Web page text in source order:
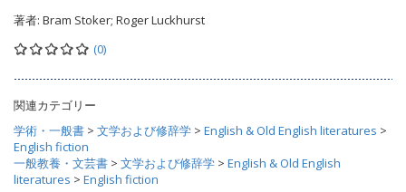
著者: Bram Stoker; Roger Luckhurst
(0)
関連カテゴリー
学術・一般書 > 文学および修辞学 > English & Old English literatures >
English fiction
一般教養・文芸書 > 文学および修辞学 > English & Old English
literatures > English fiction